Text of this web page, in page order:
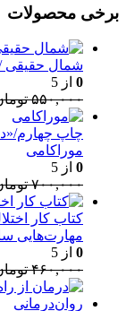
برخی محصولات
شمال حقیقی
0 از 5
۵۵۰,۰۰۰
چاپ چهارم/
موراکامی
0 از 5
۷۰۰,۰۰۰
کتاب کار
مهارت‌هایی
0 از 5
۴۶۰,۰۰۰